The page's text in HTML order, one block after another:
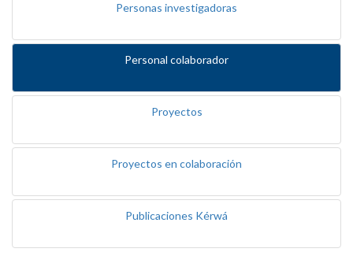
Personas investigadoras
Personal colaborador
Proyectos
Proyectos en colaboración
Publicaciones Kérwá